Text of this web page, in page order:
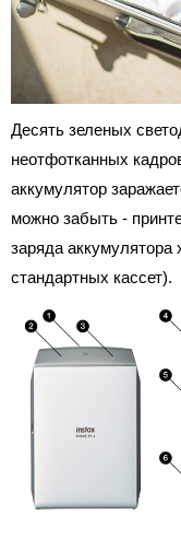
Десять зеленых
неотфотканных
аккумулятор
можно забыть -
заряда аккумулятора
стандартных кассет).